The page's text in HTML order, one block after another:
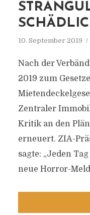
10. September 2019
Nach der
2019 zum
Zentraler
Kritik an den
erneuert. ZIA-
sagte: „Jeden
neue Horror-